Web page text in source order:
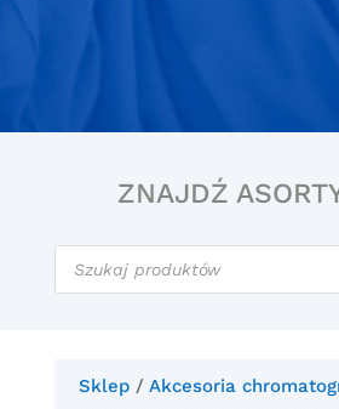
ZNAJDŹ
Wyszukiwarka
produktów
Sklep/ Akcesoria